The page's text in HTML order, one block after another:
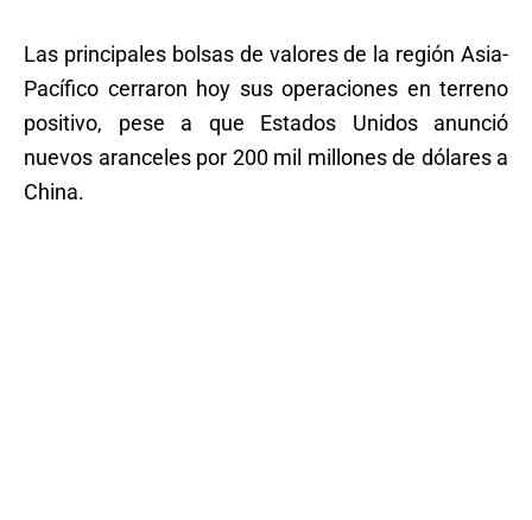
Las principales bolsas de valores de la región Asia-
Pacífico cerraron hoy sus operaciones en terreno
positivo, pese a que Estados Unidos anunció
nuevos aranceles por 200 mil millones de dólares a
China.